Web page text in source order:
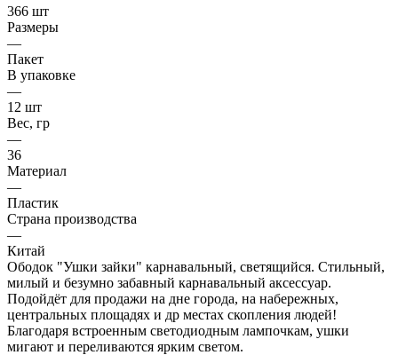
366 шт
Размеры
—
Пакет
В упаковке
—
12 шт
Вес, гр
—
36
Материал
—
Пластик
Страна производства
—
Китай
Ободок "Ушки зайки" карнавальный, светящийся. Стильный,
милый и безумно забавный карнавальный аксессуар.
Подойдёт для продажи на дне города, на набережных,
центральных площадях и др местах скопления людей!
Благодаря встроенным светодиодным лампочкам, ушки
мигают и переливаются ярким светом.